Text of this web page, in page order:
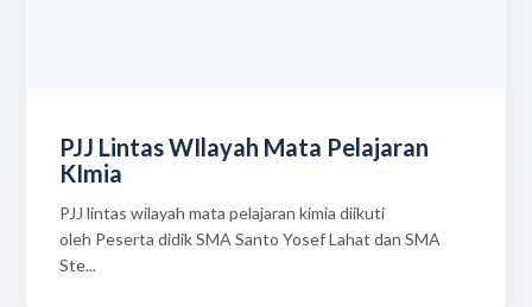
PJJ Lintas WIlayah Mata Pelajaran
KImia
PJJ lintas wilayah mata pelajaran kimia diikuti
oleh Peserta didik SMA Santo Yosef Lahat dan SMA
Ste...